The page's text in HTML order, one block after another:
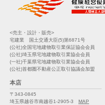
<売主・設計・販売>
宅建業 国土交通大臣(5)第6871号
(公社)全国宅地建物取引業保証協会会員
(公社)埼玉県宅地建物取引業協会会員
(一社)千葉県宅地建物取引業協会会員
(公社)首都圏不動産公正取引協議会加盟
本店
〒343-0845
埼玉県越谷市南越谷1-2905-3
MAP